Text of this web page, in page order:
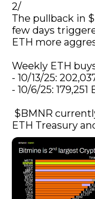
2/
The pullback in
few days
ETH more
Weekly ETH
- 10/13/25:
- 10/6/25:
$BMNR
ETH Treasury